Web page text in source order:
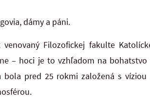
dámy a páni.
Filozofickej fakulte
– hoci je to vzhľadom na
pred 25 rokmi založená s